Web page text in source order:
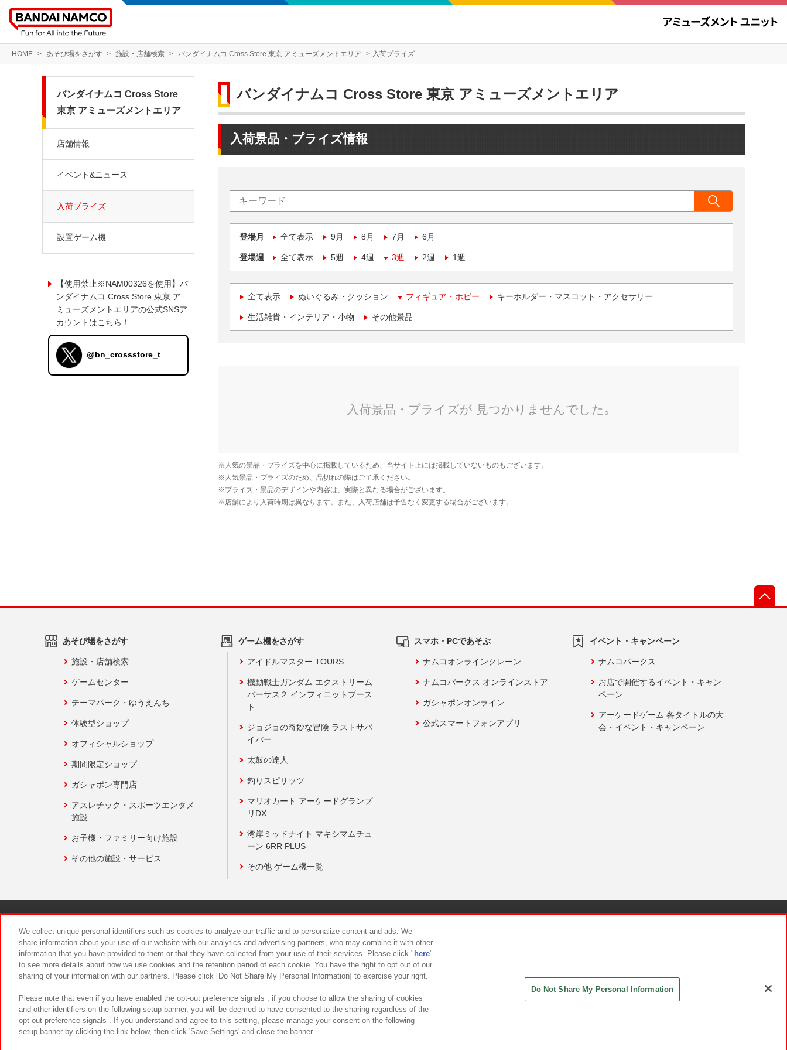
HOME あそび場をさがす 施設・店舗検索 バンダイナムコ Cross Store 東京 アミューズメントエリア 入荷プライズ
バンダイナムコ Cross Store 東京 アミューズメントエリア
入荷景品・プライズ情報
登場月 全て表示 9月 8月 7月 6月
登場週 全て表示 5週 4週 3週 2週 1週
全て表示 ぬいぐるみ・クッション フィギュア・ホビー キーホルダー・マスコット・アクセサリー
生活雑貨・インテリア・小物 その他景品
バンダイナムコ Cross Store
東京 アミューズメントエリア
店舗情報
イベント&ニュース
入荷プライズ
設置ゲーム機
【使用禁止※NAM00326を使用】バ
ンダイナムコ Cross Store 東京 ア
ミューズメントエリアの公式SNSア
カウントはこちら！
@bn_crossstore_t
あそび場をさがす
施設・店舗検索
ゲームセンター
テーマパーク・ゆうえんち
体験型ショップ
オフィシャルショップ
期間限定ショップ
ガシャポン専門店
アスレチック・スポーツエンタメ
施設
お子様・ファミリー向け施設
その他の施設・サービス
ゲーム機をさがす
アイドルマスター TOURS
機動戦士ガンダム エクストリーム
バーサス２ インフィニットブース
ト
ジョジョの奇妙な冒険 ラストサバ
イバー
太鼓の達人
釣りスピリッツ
マリオカート アーケードグランプ
リDX
湾岸ミッドナイト マキシマムチュ
ーン 6RR PLUS
その他 ゲーム機一覧
スマホ・PCであそぶ
ナムコオンラインクレーン
ナムコパークス オンラインストア
ガシャポンオンライン
公式スマートフォンアプリ
イベント・キャンペーン
ナムコパークス
お店で開催するイベント・キャン
ペーン
アーケードゲーム 各タイトルの大
会・イベント・キャンペーン
食品のご提供について カスタマーハラスメント対応方針
We collect unique personal identifiers such as cookies to analyze our traffic and to personalize content and ads. We
share information about your use of our website with our analytics and advertising partners, who may combine it with other
information that you have provided to them or that they have collected from your use of their services. Please click " here"
to see more details about how we use cookies and the retention period of each cookie. You have the right to opt out of our
sharing of your information with our partners. Please click [Do Not Share My Personal Information] to exercise your right.
Please note that even if you have enabled the opt-out preference signals , if you choose to allow the sharing of cookies
and other identifiers on the following setup banner, you will be deemed to have consented to the sharing regardless of the
opt-out preference signals . If you understand and agree to this setting, please manage your consent on the following
setup banner by clicking the link below, then click 'Save Settings' and close the banner.
Do Not Share My Personal Information